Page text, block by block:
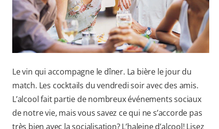
Le vin qui accompagne le dîner. La bière le jour du
match. Les cocktails du vendredi soir avec des amis.
L’alcool fait partie de nombreux événements sociaux
de notre vie, mais vous savez ce qui ne s’accorde pas
très bien avec la socialisation? L’haleine d’alcool! Lisez